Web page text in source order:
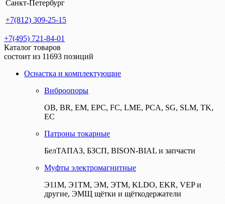
Санкт-Петербург
+7(812) 309-25-15
+7(495) 721-84-01
Каталог товаров
состоит из 11693 позиций
Оснастка и комплектующие
Виброопоры
ОВ, BR, EM, EPC, FC, LME, PCA, SG, SLM, TK,
EC
Патроны токарные
БелТАПАЗ, БЗСП, BISON-BIAL и запчасти
Муфты электромагнитные
Э11М, Э1ТМ, ЭМ, ЭТМ, KLDO, EKR, VEP и
другие, ЭМЩ щётки и щёткодержатели